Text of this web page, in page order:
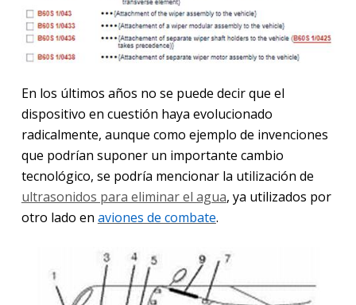
En los últimos años no se puede decir que el
dispositivo en cuestión haya evolucionado
radicalmente, aunque como ejemplo de invenciones
que podrían suponer un importante cambio
tecnológico, se podría mencionar la utilización de
ultrasonidos para eliminar el agua, ya utilizados por
otro lado en aviones de combate.